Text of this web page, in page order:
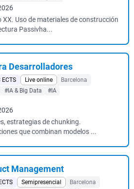
XX. Uso de materiales de construcción
Passivha...
Desarrolladores
ECTS Live online
Barcelona
#IA & Big Data
#IA
estrategias de chunking.
que combinan modelos ...
Management
Semipresencial
Barcelona